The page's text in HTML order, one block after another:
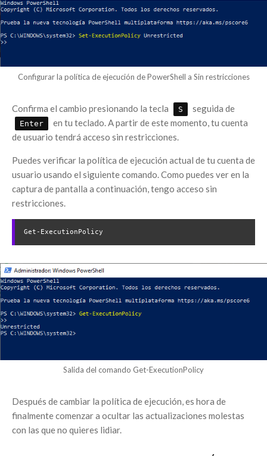
Configurar la política de ejecución de PowerShell a Sin restricciones
Confirma el cambio presionando la tecla S seguida de
Enter
en tu teclado. A partir de este momento, tu cuenta
de usuario tendrá acceso sin restricciones.
Puedes verificar la política de ejecución actual de tu cuenta de
usuario usando el siguiente comando. Como puedes ver en la
captura de pantalla a continuación, tengo acceso sin
restricciones.
Get-ExecutionPolicy
Salida del comando Get-ExecutionPolicy
Después de cambiar la política de ejecución, es hora de
finalmente comenzar a ocultar las actualizaciones molestas
con las que no quieres lidiar.